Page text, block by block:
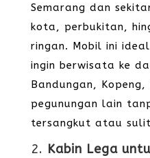
Semarang dan
kota, perbukitan,
ringan. Mobil ini
ingin berwisata ke
Bandungan,
pegunungan lain
tersangkut atau
2. Kabin Lega